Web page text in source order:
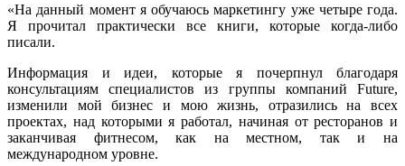
«На данный момент я обучаюсь маркетингу уже четыре года.
Я прочитал практически все книги, которые когда-либо
писали.
Информация и идеи, которые я почерпнул благодаря
консультациям специалистов из группы компаний Future,
изменили мой бизнес и мою жизнь, отразились на всех
проектах, над которыми я работал, начиная от ресторанов и
заканчивая фитнесом, как на местном, так и на
международном уровне.